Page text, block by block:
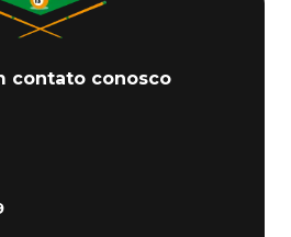
contato conosco